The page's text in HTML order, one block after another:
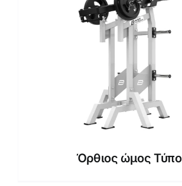
Όρθιος ώμος